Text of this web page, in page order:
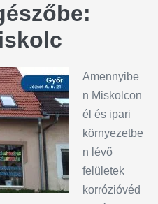
Amennyibe
n Miskolcon
él és ipari
környezetbe
n lévő
felületek
korrózióvéd